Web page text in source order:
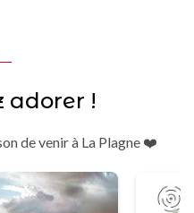
adorer !
de venir à La Plagne ❤️